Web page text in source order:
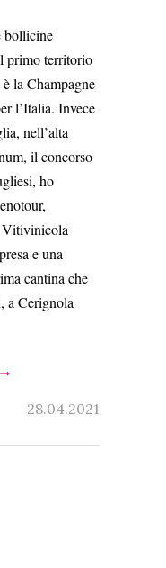
bollicine
primo territorio
la Champagne
l’Italia. Invece
nell’alta
il concorso
ho
Vitivinicola
e una
cantina che
a Cerignola
28.04.2021